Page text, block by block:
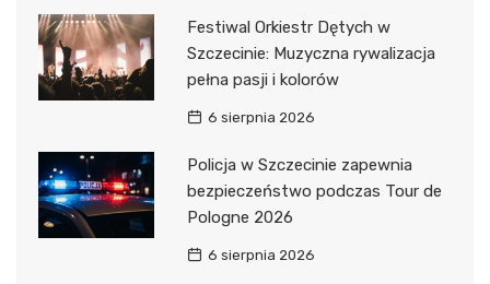
Festiwal Orkiestr Dętych w
Szczecinie: Muzyczna rywalizacja
pełna pasji i kolorów
6 sierpnia 2026
Policja w Szczecinie zapewnia
bezpieczeństwo podczas Tour de
Pologne 2026
6 sierpnia 2026